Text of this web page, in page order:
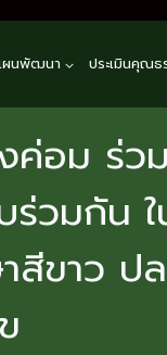
ผนพัฒนา ประเมินคุณธ
ค่อม ร่
วมกัน ใ
สีขาว